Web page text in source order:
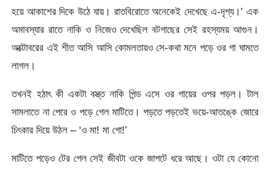
হয়ে আকাশের দিকে উঠে যায়। রাতবিরোতে অনেকেই দেখেছে এ-দৃশ্য।’ এক
অমাবস্যার রাতে নাকি ও নিজেও দেখেছিল বটগাছের সেই রহস্যময় আগুন।
অক্টোবরের এই শীত আসি আসি কোমলতায়ও সে-কথা মনে পড়ে ওর গা ঘামতে
লাগল।
তখনই হঠাৎ কী একটা বস্ত্ত নাকি পিন্ড এসে ওর গায়ের ওপর পড়ল। টাল
সামলাতে না পেরে ও পড়ে গেল মাটিতে। পড়তে পড়তেই ভয়ে-আতঙ্কে জোরে
চিৎকার দিয়ে উঠল – ‘ও মা! মা গো!’
মাটিতে পড়েও টের পেল সেই জীবটা ওকে জাপটে ধরে আছে। ওটা যে কোনো